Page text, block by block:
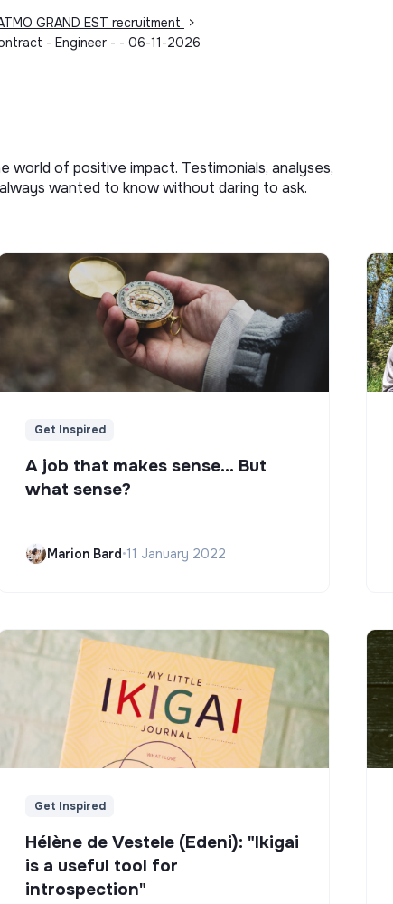
GRAND EST recruitment
>
- Engineer - - 06-11-2026
world of positive impact. Testimonials, analyses,
wanted to know without daring to ask.
Get Inspired
A job that makes sense... But
what sense?
Marion Bard•11 January 2022
Get Inspired
Hélène de Vestele (Edeni): "Ikigai
is a useful tool for
introspection"